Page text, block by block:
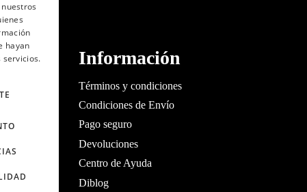
cercana |
Información
Términos y condiciones
Condiciones de Envío
Pago seguro
Devoluciones
Centro de Ayuda
Diblog
hayan
servicios.